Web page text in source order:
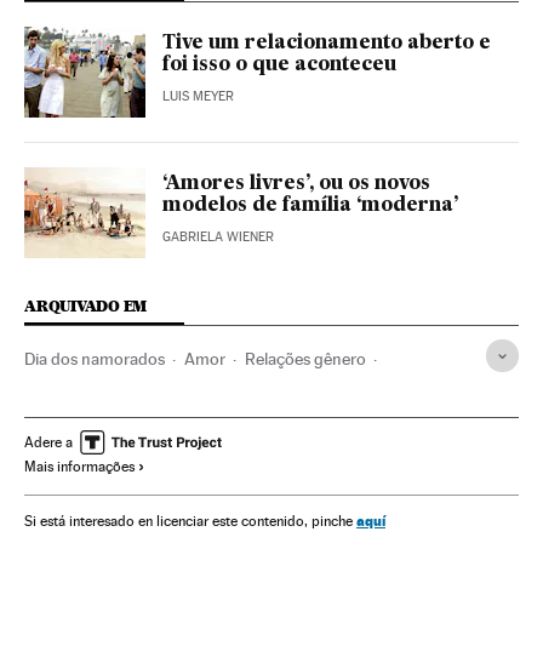
Tive um relacionamento aberto e
foi isso o que aconteceu
LUIS MEYER
‘Amores livres’, ou os novos
modelos de família ‘moderna’
GABRIELA WIENER
ARQUIVADO EM
Dia dos namorados Amor Relações gênero
Arte Meio ambiente Paisagismo
Adere a
Mais informações
Si está interesado en licenciar este contenido, pinche aquí